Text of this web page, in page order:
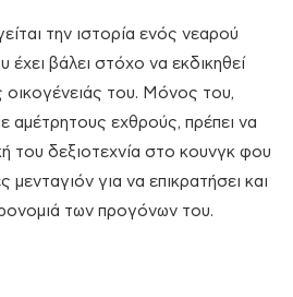
την ιστορία ενός νεαρού
βάλει στόχο να εκδικηθεί
του. Μόνος του,
αμέτρητους εχθρούς, πρέπει να
του δεξιοτεχνία στο κουνγκ φου
μενταγιόν για να επικρατήσει και
των προγόνων του.